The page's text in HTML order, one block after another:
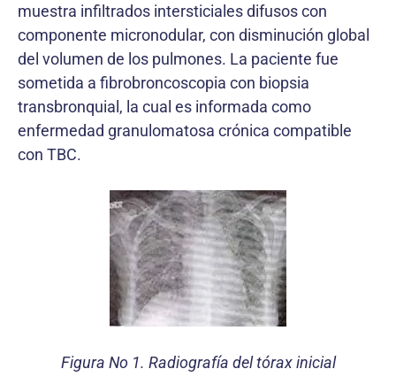
muestra infiltrados intersticiales difusos con
componente micronodular, con disminución global
del volumen de los pulmones. La paciente fue
sometida a fibrobroncoscopia con biopsia
transbronquial, la cual es informada como
enfermedad granulomatosa crónica compatible
con TBC.
Figura No 1. Radiografía del tórax inicial